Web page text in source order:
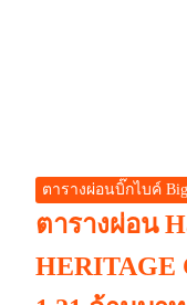
ตารางผ่อนบิ๊กไบค์
ตารางผ่อน
HERITAGE